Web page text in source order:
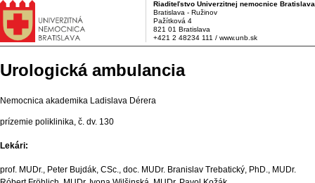
Riaditeľstvo Univerzitnej nemocnice Bratislava
Bratislava - Ružinov
Pažítková 4
821 01 Bratislava
+421 2 48234 111 / www.unb.sk
Urologická ambulancia
Nemocnica akademika Ladislava Dérera
prízemie poliklinika, č. dv. 130
Lekári:
prof. MUDr., Peter Bujdák, CSc., doc. MUDr. Branislav Trebatický, PhD., MUDr.